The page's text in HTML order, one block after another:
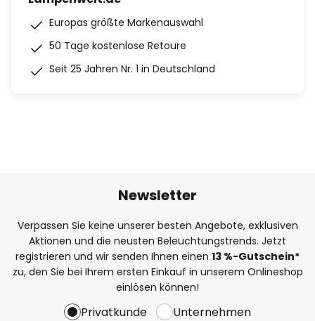
Europas größte Markenauswahl
50 Tage kostenlose Retoure
Seit 25 Jahren Nr. 1 in Deutschland
Newsletter
Verpassen Sie keine unserer besten Angebote, exklusiven
Aktionen und die neusten Beleuchtungstrends. Jetzt
registrieren und wir senden Ihnen einen 13 %-Gutschein*
zu, den Sie bei Ihrem ersten Einkauf in unserem Onlineshop
einlösen können!
Privatkunde Unternehmen